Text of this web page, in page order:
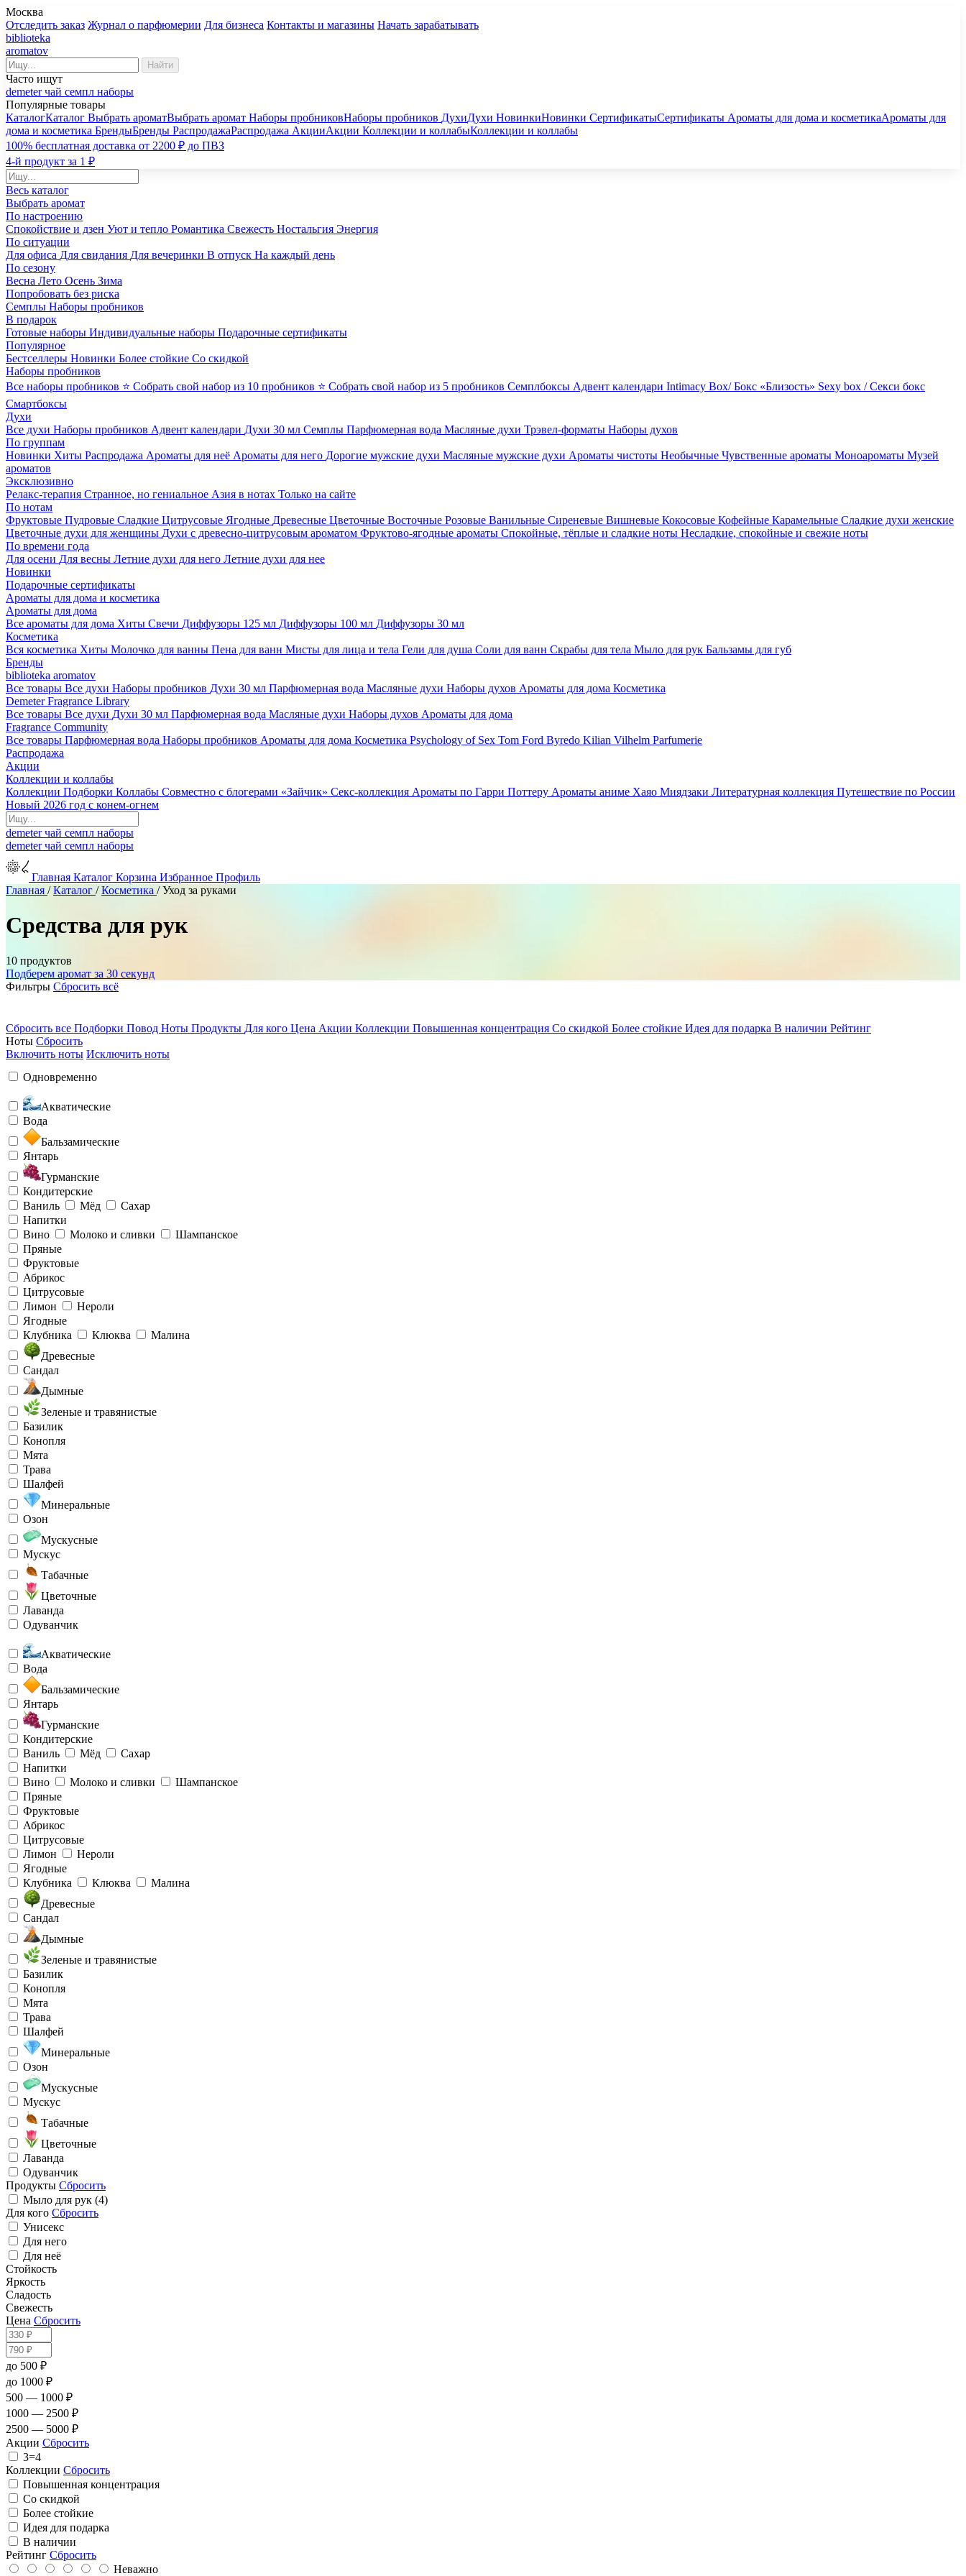
Москва
Отследить заказ Журнал о парфюмерии Для бизнеса Контакты и магазины Начать зарабатывать
biblioteka
aromatov
Найти
Часто ищут
demeterчай семпл наборы
Популярные товары
КаталогКаталог Выбрать ароматВыбрать аромат Наборы пробниковНаборы пробников ДухиДухи НовинкиНовинки СертификатыСертификаты Ароматы для дома и косметикаАроматы для
дома и косметика БрендыБренды РаспродажаРаспродажа АкцииАкции Коллекции и коллабыКоллекции и коллабы
100% бесплатная доставка от 2200 ₽ до ПВЗ
4-й продукт за 1 ₽
Весь каталог
Выбрать аромат
По настроению
Спокойствие и дзен Уют и тепло Романтика Свежесть Ностальгия Энергия
По ситуации
Для офиса Для свидания Для вечеринки В отпуск На каждый день
По сезону
Весна Лето Осень Зима
Попробовать без риска
Семплы Наборы пробников
В подарок
Готовые наборы Индивидуальные наборы Подарочные сертификаты
Популярное
Бестселлеры Новинки Более стойкие Со скидкой
Наборы пробников
Все наборы пробников ⭐ Собрать свой набор из 10 пробников ⭐ Собрать свой набор из 5 пробников Семплбоксы Адвент календари Intimacy Box/ Бокс «Близость» Sexy box / Секси бокс
Смартбоксы
Духи
Все духи Наборы пробников Адвент календари Духи 30 мл Семплы Парфюмерная вода Масляные духи Трэвел-форматы Наборы духов
По группам
Новинки Хиты Распродажа Ароматы для неё Ароматы для него Дорогие мужские духи Масляные мужские духи Ароматы чистоты Необычные Чувственные ароматы Моноароматы Музей
ароматов
Эксклюзивно
Релакс-терапия Странное, но гениальное Азия в нотах Только на сайте
По нотам
Фруктовые Пудровые Сладкие Цитрусовые Ягодные Древесные Цветочные Восточные Розовые Ванильные Сиреневые Вишневые Кокосовые Кофейные Карамельные Сладкие духи женские
Цветочные духи для женщины Духи с древесно-цитрусовым ароматом Фруктово-ягодные ароматы Спокойные, тёплые и сладкие ноты Несладкие, спокойные и свежие ноты
По времени года
Для осени Для весны Летние духи для него Летние духи для нее
Новинки
Подарочные сертификаты
Ароматы для дома и косметика
Ароматы для дома
Все ароматы для дома Хиты Свечи Диффузоры 125 мл Диффузоры 100 мл Диффузоры 30 мл
Косметика
Вся косметика Хиты Молочко для ванны Пена для ванн Мисты для лица и тела Гели для душа Соли для ванн Скрабы для тела Мыло для рук Бальзамы для губ
Бренды
biblioteka aromatov
Все товары Все духи Наборы пробников Духи 30 мл Парфюмерная вода Масляные духи Наборы духов Ароматы для дома Косметика
Demeter Fragrance Library
Все товары Все духи Духи 30 мл Парфюмерная вода Масляные духи Наборы духов Ароматы для дома
Fragrance Community
Все товары Парфюмерная вода Наборы пробников Ароматы для дома Косметика Psychology of Sex Tom Ford Byredo Kilian Vilhelm Parfumerie
Распродажа
Акции
Коллекции и коллабы
Коллекции Подборки Коллабы Совместно с блогерами «Зайчик» Секс-коллекция Ароматы по Гарри Поттеру Ароматы аниме Хаяо Миядзаки Литературная коллекция Путешествие по России
Новый 2026 год с конем-огнем
demeterчай семпл наборы
demeterчай семпл наборы
Главная Каталог Корзина Избранное Профиль
Главная /Каталог /Косметика /Уход за руками
Средства для рук
10 продуктов
Подберем аромат за 30 секунд
Фильтры Сбросить всё
Сбросить все Подборки Повод Ноты Продукты Для кого Цена Акции Коллекции Повышенная концентрация Со скидкой Более стойкие Идея для подарка В наличии Рейтинг
Ноты Сбросить
Включить ноты Исключить ноты
Одновременно
Акватические
Вода
Бальзамические
Янтарь
Гурманские
Кондитерские
Ваниль
Мёд
Сахар
Напитки
Вино
Молоко и сливки
Шампанское
Пряные
Фруктовые
Абрикос
Цитрусовые
Лимон
Нероли
Ягодные
Клубника
Клюква
Малина
Древесные
Сандал
Дымные
Зеленые и травянистые
Базилик
Конопля
Мята
Трава
Шалфей
Минеральные
Озон
Мускусные
Мускус
Табачные
Цветочные
Лаванда
Одуванчик
Акватические
Вода
Бальзамические
Янтарь
Гурманские
Кондитерские
Ваниль
Мёд
Сахар
Напитки
Вино
Молоко и сливки
Шампанское
Пряные
Фруктовые
Абрикос
Цитрусовые
Лимон
Нероли
Ягодные
Клубника
Клюква
Малина
Древесные
Сандал
Дымные
Зеленые и травянистые
Базилик
Конопля
Мята
Трава
Шалфей
Минеральные
Озон
Мускусные
Мускус
Табачные
Цветочные
Лаванда
Одуванчик
Продукты Сбросить
Мыло для рук (4)
Для кого Сбросить
Унисекс
Для него
Для неё
Стойкость
Яркость
Сладость
Свежесть
Цена Сбросить
до 500 ₽
до 1000 ₽
500 — 1000 ₽
1000 — 2500 ₽
2500 — 5000 ₽
Акции Сбросить
3=4
Коллекции Сбросить
Повышенная концентрация
Со скидкой
Более стойкие
Идея для подарка
В наличии
Рейтинг Сбросить
Неважно